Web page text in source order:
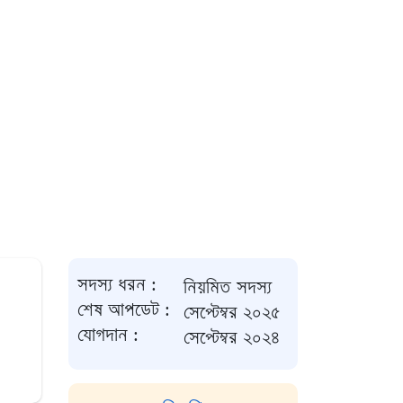
সদস্য ধরন :
নিয়মিত সদস্য
শেষ আপডেট :
সেপ্টেম্বর ২০২৫
যোগদান :
সেপ্টেম্বর ২০২৪